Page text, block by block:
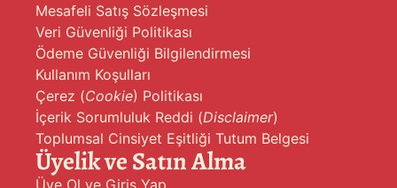
Mesafeli Satış Sözleşmesi
Veri Güvenliği Politikası
Ödeme Güvenliği Bilgilendirmesi
Kullanım Koşulları
Çerez (Cookie) Politikası
İçerik Sorumluluk Reddi (Disclaimer)
Toplumsal Cinsiyet Eşitliği Tutum Belgesi
Üyelik ve Satın Alma